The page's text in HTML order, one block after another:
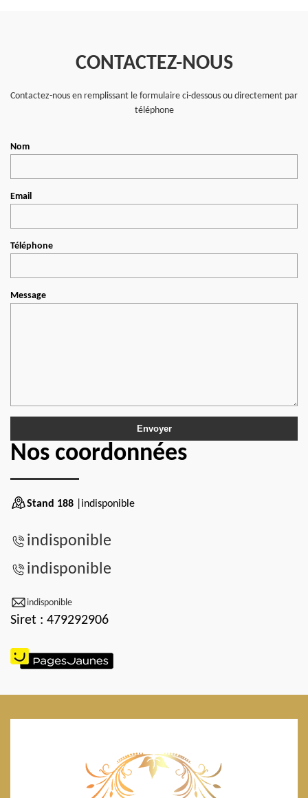
CONTACTEZ-NOUS
Contactez-nous en remplissant le formulaire ci-dessous ou directement par
téléphone
Nom
Email
Téléphone
Message
Nos coordonnées
Stand 188 |indisponible
indisponible
indisponible
indisponible
Siret : 479292906